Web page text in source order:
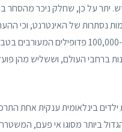
יתר על כן, שחלק ניכר מהסחר
נסתרות של האינטרנט, וכי
שיש בין 50,000 ל-100,000 פדופילים
ברחבי העולם, וששליש מהן
ילדים בינלאומית ענקית אחת